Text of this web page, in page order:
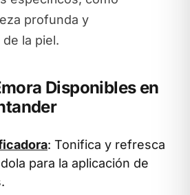
profunda y
la piel.
Disponibles en
: Tonifica y refresca
para la aplicación de